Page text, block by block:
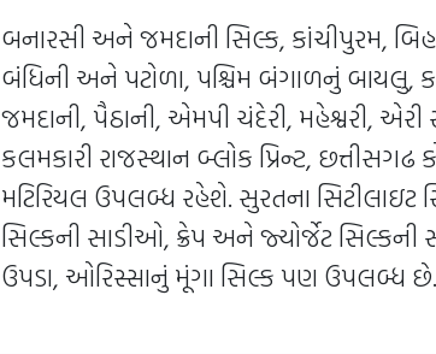
બનારસી અને જમદાની સિલ્ક, કાંચીપુરમ,
બંધિની અને પટોળા, પશ્ચિમ બંગાળનું બાયલુ,
જમદાની, પૈઠાની, એમપી ચંદેરી, મહેશ્વરી,
કલમકારી રાજસ્થાન બ્લોક પ્રિન્ટ,
મટિરિયલ ઉપલબ્ધ રહેશે. સુરતના
સિલ્કની સાડીઓ, ક્રેપ અને જ્યોર્જેટ સિલ્કની
ઉપડા, ઓરિસ્સાનું મૂંગા સિલ્ક પણ ઉપલબ્ધ છે.